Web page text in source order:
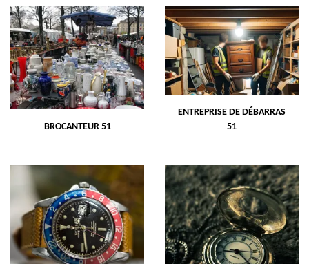
BROCANTEUR 51
ENTREPRISE DE DÉBARRAS
51